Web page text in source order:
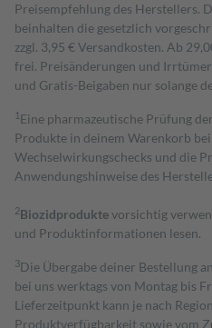
Preisempfehlung des Herstellers.
beinhalten die gesetzlich
zzgl. 3,95 € Versandkosten. Ab
frei. Preisänderungen und
und Gratis-Beigaben nur solange
1 Eine pharmazeutische Prüfung
Produkte in deinem Warenkorb
Wechselwirkungschecks und die
Anwendungshinweise des
2Biozidproduktevorsichtig
und Produktinformationen lesen.
3Die Übergabe deiner Bestellung
bei uns werktags von Montag bis
Lieferzeitpunkt kann je nach
Produktverfügbarkeit sowie vom